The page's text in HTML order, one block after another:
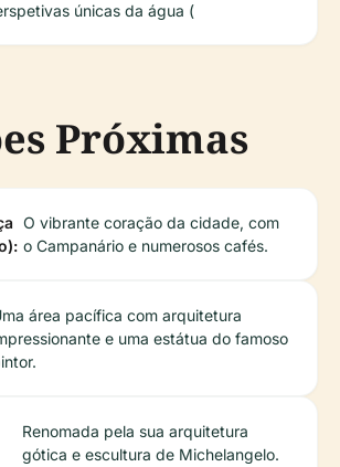
únicas da água (
Próximas
O vibrante coração da cidade, com
o Campanário e numerosos cafés.
área pacífica com arquitetura
e uma estátua do famoso
Renomada pela sua arquitetura
gótica e escultura de Michelangelo.